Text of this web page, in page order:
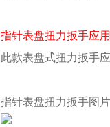
指针表盘扭力扳手应用
此款表盘式扭力扳手
指针表盘扭力扳手图片